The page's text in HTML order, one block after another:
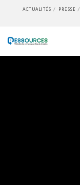
ACTUALITÉS PRESSE